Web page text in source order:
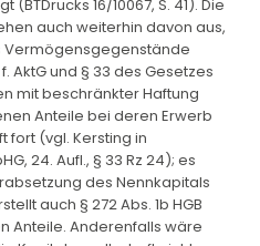
16/10067, S. 41). Die
auch weiterhin davon aus,
Vermögensgegenstände
AktG und § 33 des Gesetzes
mit beschränkter Haftung
Anteile bei deren Erwerb
fort (vgl. Kersting in
24. Aufl., § 33 Rz 24); es
des Nennkapitals
auch § 272 Abs. 1b HGB
Anteile. Anderenfalls wäre